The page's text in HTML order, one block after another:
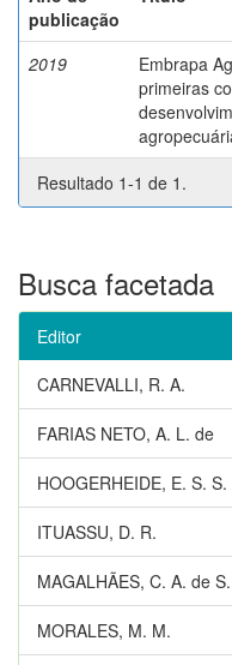
publicação
2019
Embrapa
primeiras
Resultado 1-1 de 1.
Busca facetada
Editor
CARNEVALLI, R. A.
FARIAS NETO, A. L. de
HOOGERHEIDE, E. S. S.
ITUASSU, D. R.
MAGALHÃES, C. A. de S.
MORALES, M. M.